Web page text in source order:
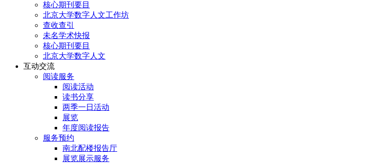
核心期刊要目
北京大学数字人文工作坊
查收查引
未名学术快报
核心期刊要目
北京大学数字人文
互动交流
阅读服务
阅读活动
读书分享
两季一日活动
展览
年度阅读报告
服务预约
南北配楼报告厅
展览展示服务